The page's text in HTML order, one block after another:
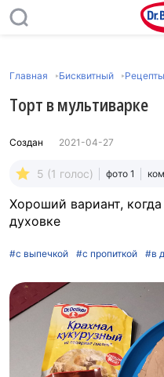
Главная Бисквитный
Торт в мультиварке
Создан 2021-04-27
5 (1 голос) фото 1
Хороший вариант,
духовке
#с выпечкой #с пропиткой #в